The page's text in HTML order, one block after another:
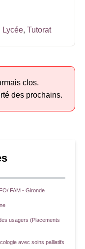
Lycée, Tutorat
clos.
des prochains.
FAM - Gironde
usagers (Placements
avec soins palliatifs